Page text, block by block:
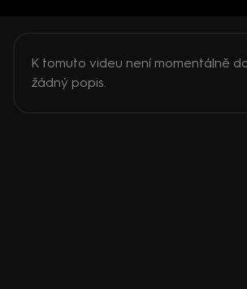
K tomuto videu není momentálně
žádný popis.